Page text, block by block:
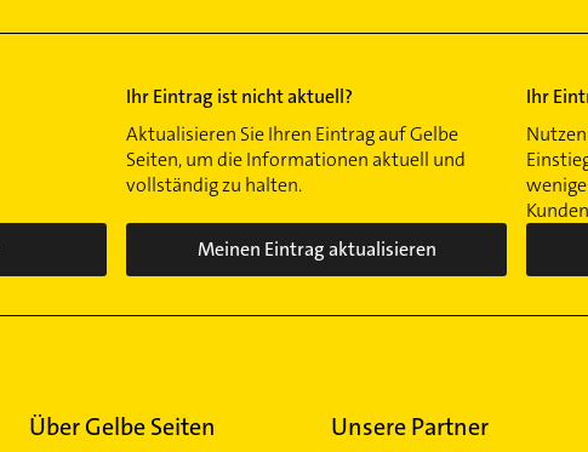
Ihr Eintrag ist nicht aktuell?
Aktualisieren Sie Ihren Eintrag auf Gelbe
Seiten, um die Informationen aktuell und
vollständig zu halten.
Meinen Eintrag aktualisieren
Ihr
Über Gelbe Seiten Unsere Partner